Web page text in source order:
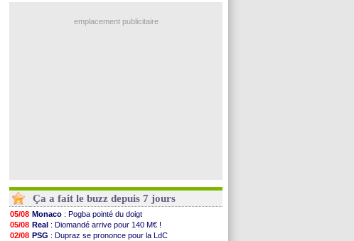
: Ruggeri en route pour Aston Villa
emplacement publicitaire
Ça a fait le buzz depuis 7 jours
05/08 Monaco : Pogba pointé du doigt
05/08 Real : Diomandé arrive pour 140 M€ !
02/08 PSG : Dupraz se prononce pour la LdC